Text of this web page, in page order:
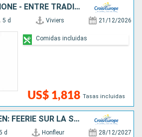
NOËL AU FIL DU RHÔNE - ENTRE TRADITIONS, DÉCOUVERTES HISTORIQUES ET MOMENTS GOURMANDS
5 d Viviers 21/12/2026
US$ 1,818 Tasas incluidas
Comidas incluidas
RÉVEILLON PARISIEN: FÉERIE SUR LA SEINE
d Honfleur 28/12/2027